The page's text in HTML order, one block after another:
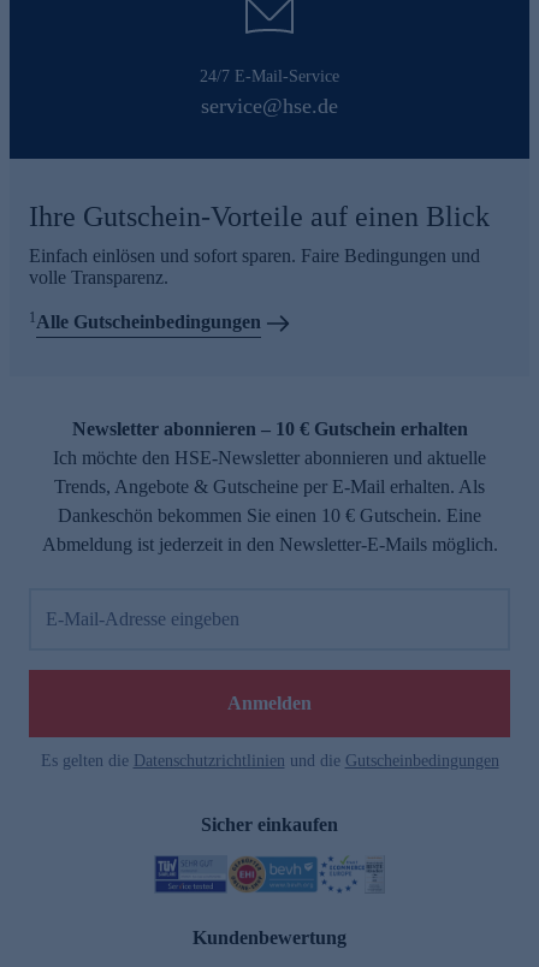
24/7 E-Mail-Service
service@hse.de
Ihre Gutschein-Vorteile auf einen Blick
Einfach einlösen und sofort sparen. Faire Bedingungen und
volle Transparenz.
1Alle Gutscheinbedingungen
Newsletter abonnieren – 10 € Gutschein erhalten
Ich möchte den HSE-Newsletter abonnieren und aktuelle
Trends, Angebote & Gutscheine per E-Mail erhalten. Als
Dankeschön bekommen Sie einen 10 € Gutschein. Eine
Abmeldung ist jederzeit in den Newsletter-E-Mails möglich.
E-Mail-Adresse eingeben
Anmelden
Es gelten die Datenschutzrichtlinien und die Gutscheinbedingungen
Sicher einkaufen
Kundenbewertung